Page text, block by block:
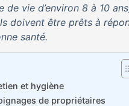
vie d’environ 8 à 10
doivent être prêts à
santé.
et hygiène
de propriétaires